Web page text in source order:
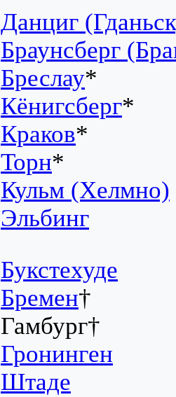
Данциг
Браунсберг
Бреслау*
Кёнигсберг*
Краков*
Торн*
Кульм (Хелмно)
Эльбинг
Букстехуде
Бремен†
Гамбург†
Гронинген
Штаде